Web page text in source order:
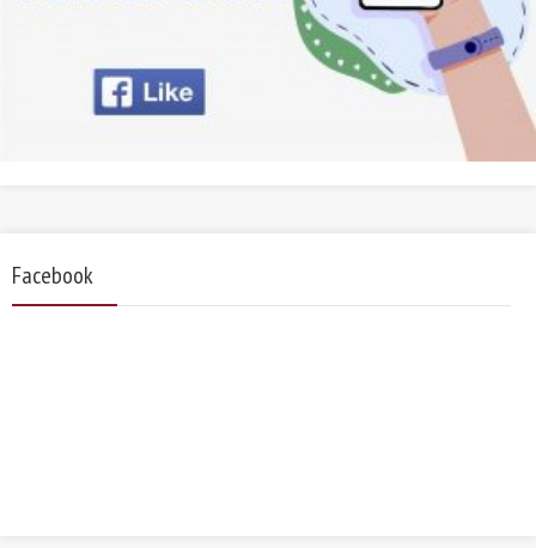
Facebook